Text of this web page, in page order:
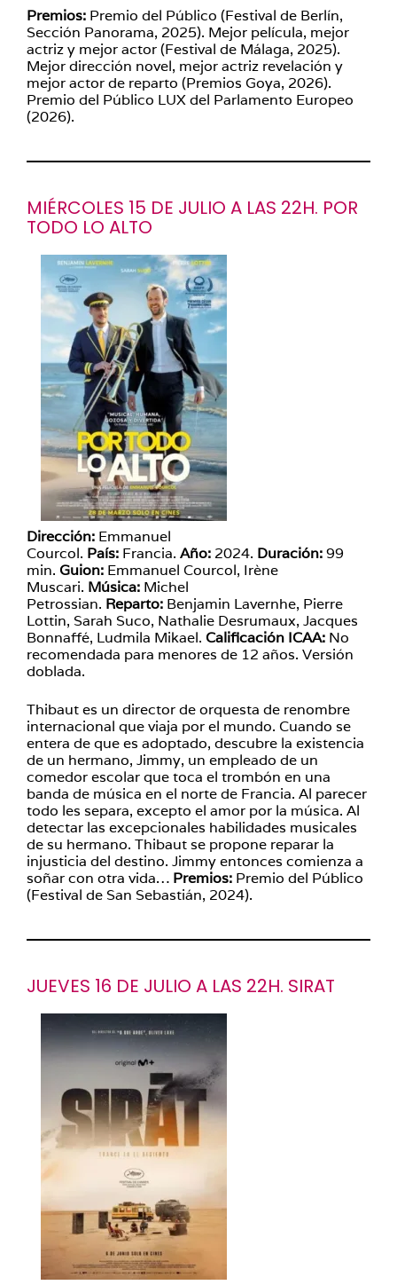
Premios: Premio del Público (Festival de Berlín,
Sección Panorama, 2025). Mejor película, mejor
actriz y mejor actor (Festival de Málaga, 2025).
Mejor dirección novel, mejor actriz revelación y
mejor actor de reparto (Premios Goya, 2026).
Premio del Público LUX del Parlamento Europeo
(2026).
MIÉRCOLES 15 DE JULIO A LAS 22H. POR
TODO LO ALTO
Dirección: Emmanuel
Courcol. País: Francia. Año: 2024. Duración:99
min. Guion: Emmanuel Courcol, Irène
Muscari. Música: Michel
Petrossian. Reparto: Benjamin Lavernhe, Pierre
Lottin, Sarah Suco, Nathalie Desrumaux, Jacques
Bonnaffé, Ludmila Mikael. Calificación ICAA: No
recomendada para menores de 12 años. Versión
doblada.
Thibaut es un director de orquesta de renombre
internacional que viaja por el mundo. Cuando se
entera de que es adoptado, descubre la existencia
de un hermano, Jimmy, un empleado de un
comedor escolar que toca el trombón en una
banda de música en el norte de Francia. Al parecer
todo les separa, excepto el amor por la música. Al
detectar las excepcionales habilidades musicales
de su hermano. Thibaut se propone reparar la
injusticia del destino. Jimmy entonces comienza a
soñar con otra vida… Premios: Premio del Público
(Festival de San Sebastián, 2024).
JUEVES 16 DE JULIO A LAS 22H. SIRAT